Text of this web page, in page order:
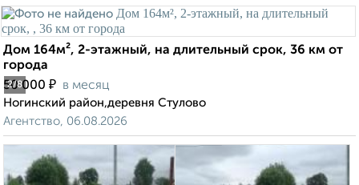
2/8
Дом 164м², 2-этажный, на длительный срок, 36 км от
города
50 000 ₽ в месяц
Ногинский район,деревня Стулово
Агентство, 06.08.2026